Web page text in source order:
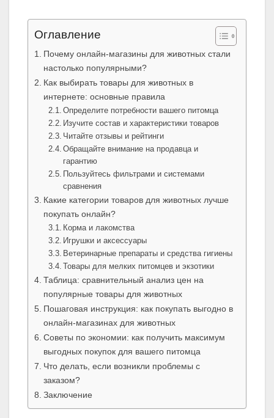
Оглавление
Почему онлайн-магазины для животных стали
настолько популярными?
Как выбирать товары для животных в
интернете: основные правила
Определите потребности вашего питомца
Изучите состав и характеристики товаров
Читайте отзывы и рейтинги
Обращайте внимание на продавца и
гарантию
Пользуйтесь фильтрами и системами
сравнения
Какие категории товаров для животных лучше
покупать онлайн?
Корма и лакомства
Игрушки и аксессуары
Ветеринарные препараты и средства гигиены
Товары для мелких питомцев и экзотики
Таблица: сравнительный анализ цен на
популярные товары для животных
Пошаговая инструкция: как покупать выгодно в
онлайн-магазинах для животных
Советы по экономии: как получить максимум
выгодных покупок для вашего питомца
Что делать, если возникли проблемы с
заказом?
Заключение